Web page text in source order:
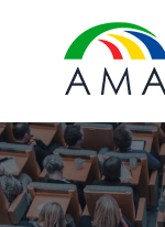
content